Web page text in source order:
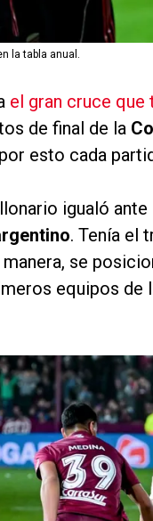
la tabla anual.
el gran cruce que
de final de la
esto cada
igualó ante
. Tenía el
se
equipos de